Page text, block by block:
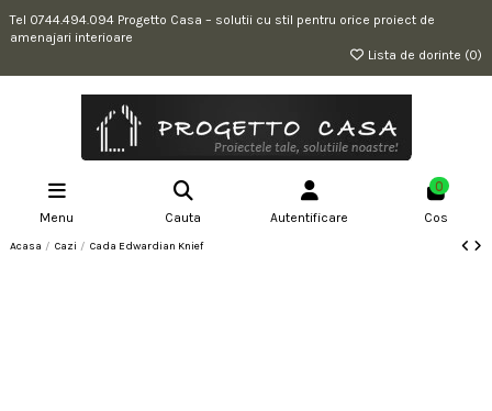
Tel 0744.494.094 Progetto Casa – solutii cu stil pentru orice proiect de
amenajari interioare
Lista de dorinte (0)
Menu Cauta Autentificare
0
Cos
Acasa Cazi Cada Edwardian Knief